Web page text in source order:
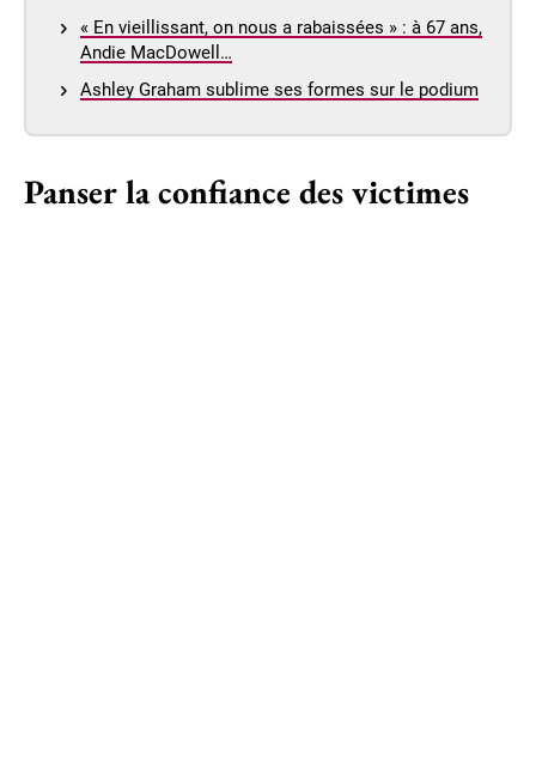
« En vieillissant, on nous a rabaissées » : à 67 ans,
Andie MacDowell…
Ashley Graham sublime ses formes sur le podium
Panser la confiance des victimes